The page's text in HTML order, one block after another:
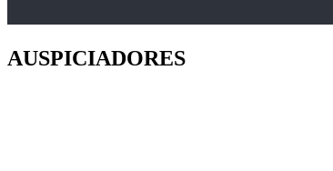
AUSPICIADORES